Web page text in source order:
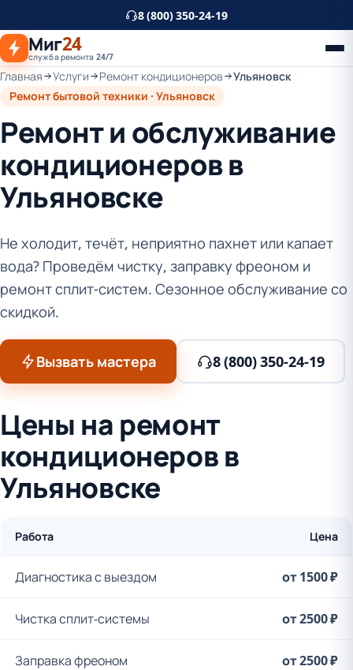
основному
контенту
8 (800) 350-24-19
Миг24
служба ремонта 24/7
Главная Услуги Ремонт кондиционеров
Ульяновск
Ремонт бытовой техники · Ульяновск
Ремонт и обслуживание
кондиционеров в
Ульяновске
Не холодит, течёт, неприятно пахнет или капает
вода? Проведём чистку, заправку фреоном и
ремонт сплит-систем. Сезонное обслуживание со
скидкой.
Вызвать мастера 8 (800) 350-24-19
Цены на ремонт
кондиционеров в
Ульяновске
Работа Цена
Диагностика с выездом от 1500 ₽
Чистка сплит-системы от 2500 ₽
Заправка фреоном от 2500 ₽